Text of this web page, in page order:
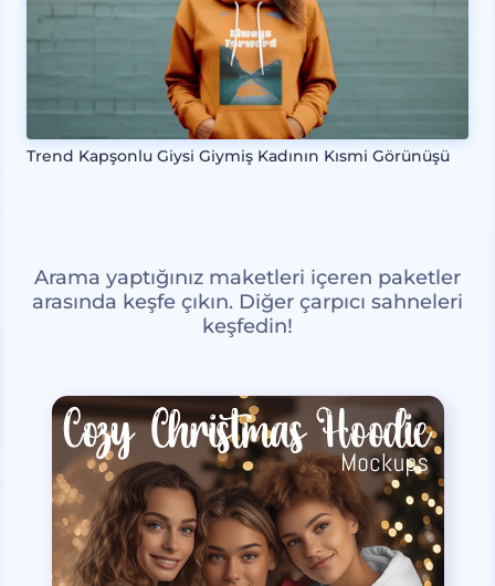
Trend Kapşonlu Giysi Giymiş Kadının Kısmi Görünüşü
Arama yaptığınız maketleri içeren paketler
arasında keşfe çıkın. Diğer çarpıcı sahneleri
keşfedin!